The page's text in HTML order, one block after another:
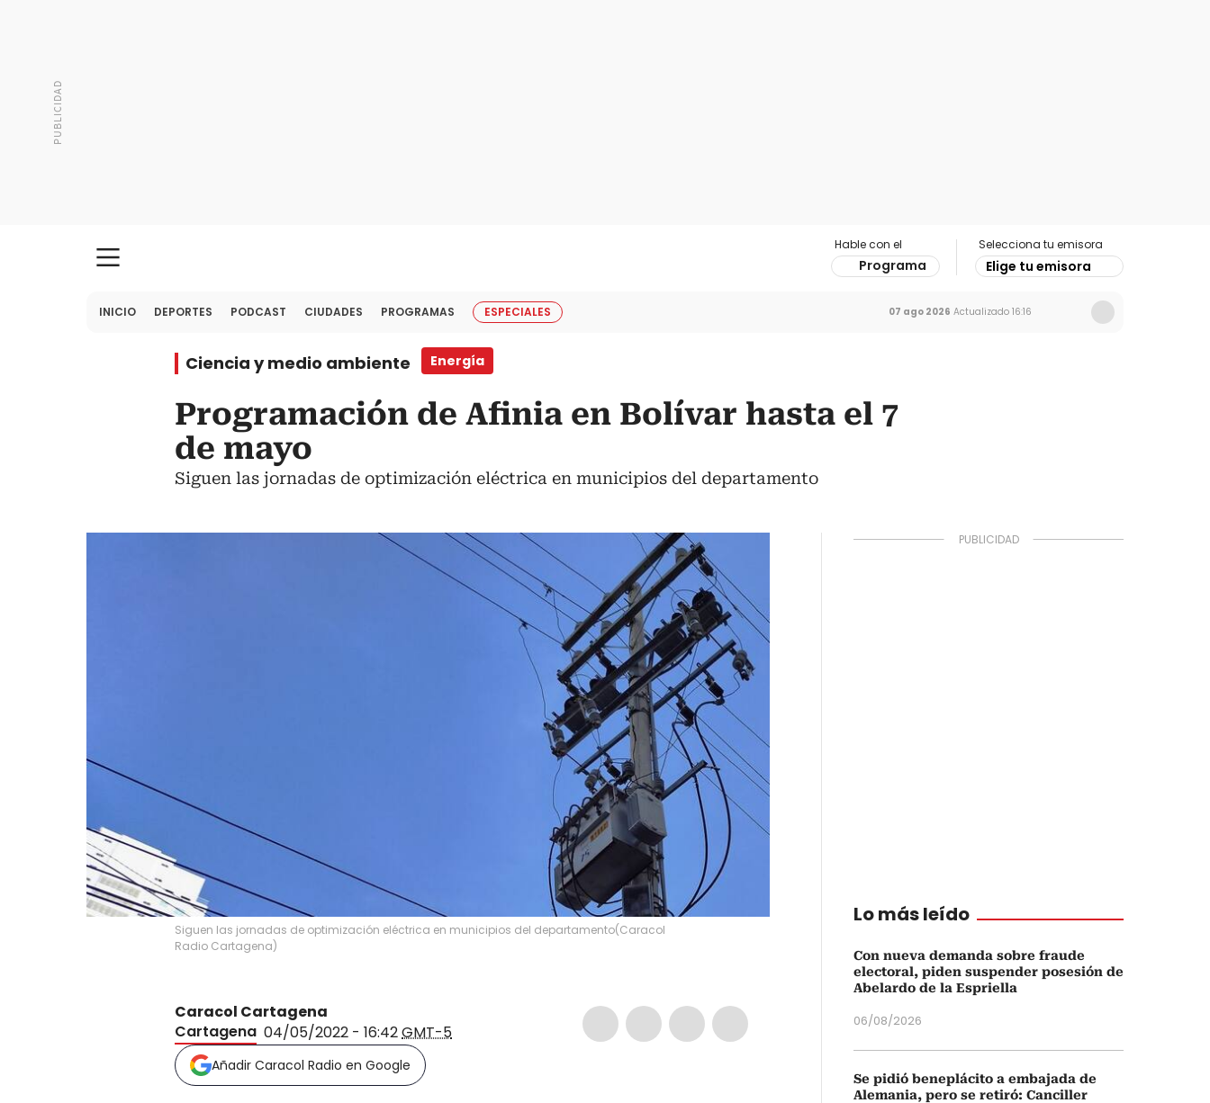
Hable con el
Programa
Selecciona tu emisora
Elige tu emisora
INICIO DEPORTES PODCAST CIUDADES PROGRAMAS ESPECIALES 07 ago 2026 Actualizado 16:16
Ciencia y medio ambiente Energía
Programación de Afinia en Bolívar hasta el 7
de mayo
Siguen las jornadas de optimización eléctrica en municipios del departamento
Siguen las jornadas de optimización eléctrica en municipios del departamento(Caracol
Radio Cartagena)
Caracol Cartagena
Cartagena 04/05/2022 - 16:42GMT-5
Añadir Caracol Radio en Google
Lo más leído
Con nueva demanda sobre fraude
electoral, piden suspender posesión de
Abelardo de la Espriella
06/08/2026
Se pidió beneplácito a embajada de
Alemania, pero se retiró: Canciller